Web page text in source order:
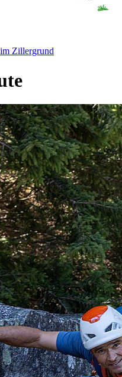
Zillergrund